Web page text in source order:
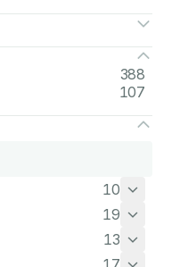
388
107
10
19
13